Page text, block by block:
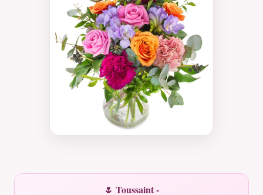
🌷 Toussaint -